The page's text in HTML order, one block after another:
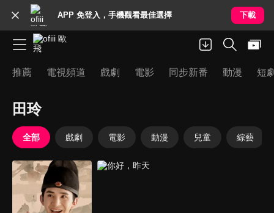
APP 免登入，手機觀看最佳選擇 下載
推薦 電視頻道 戲劇 電影 同步新番 動漫 短
田玲
全部 戲劇 電影 動漫 兒童 綜藝